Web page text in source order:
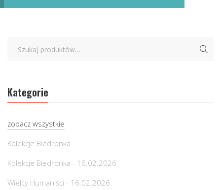
Kategorie
zobacz wszystkie
Kolekcje Biedronka
Kolekcje Biedronka - 16.02.2026
Wielcy Humaniści - 16.02.2026